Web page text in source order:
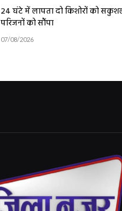
24 घंटे में लापता दो किशोरों को
परिजनों को सौंपा
07/08/2026